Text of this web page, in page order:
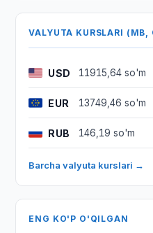
VALYUTA KURSLARI
USD 11915,64 so'm
EUR 13749,46 so'm
RUB 146,19 so'm
Barcha valyuta kurslari →
ENG KO'P O'QILGAN